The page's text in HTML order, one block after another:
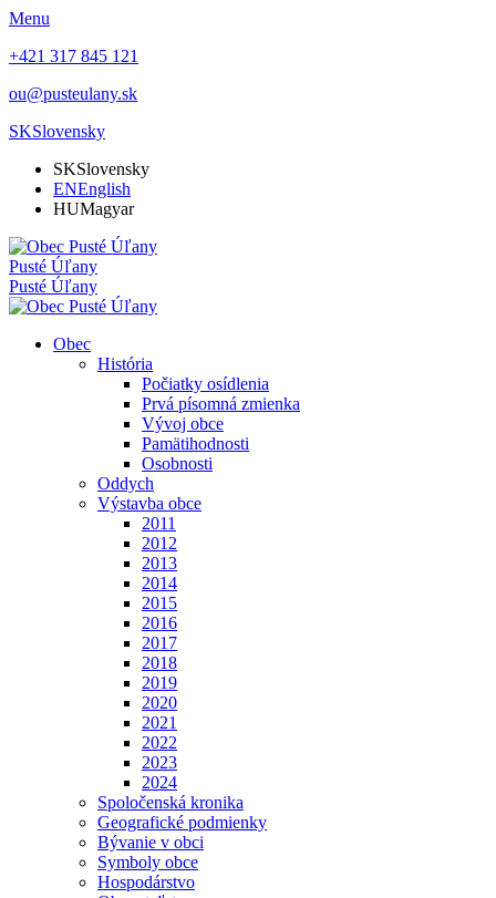
Menu
+421 317 845 121
ou@pusteulany.sk
SKSlovensky
SKSlovensky
ENEnglish
HUMagyar
Pusté Úľany
Pusté Úľany
Obec
História
Počiatky osídlenia
Prvá písomná zmienka
Vývoj obce
Pamätihodnosti
Osobnosti
Oddych
Výstavba obce
2011
2012
2013
2014
2015
2016
2017
2018
2019
2020
2021
2022
2023
2024
Spoločenská kronika
Geografické podmienky
Bývanie v obci
Symboly obce
Hospodárstvo